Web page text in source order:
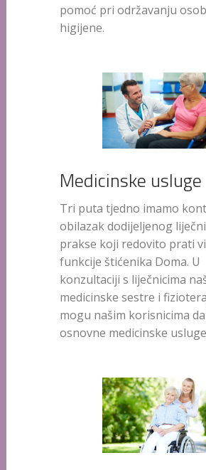
pomoć pri održavanju
higijene.
Medicinske usluge
Tri puta tjedno imamo
obilazak dodijeljenog
prakse koji redovito prati
funkcije štićenika Doma. U
konzultaciji s liječnicima
medicinske sestre i
mogu našim korisnicima
osnovne medicinske